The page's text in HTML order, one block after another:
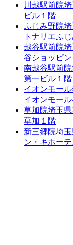
川越駅前院埼
ビル１階
ふじみ野院埼
トナリエふ
越谷駅前院埼
谷ショッピ
南越谷駅前院
第一ビル１階
イオンモー
イオンモー
草加院埼玉
草加１階
新三郷院埼
ン・キホー